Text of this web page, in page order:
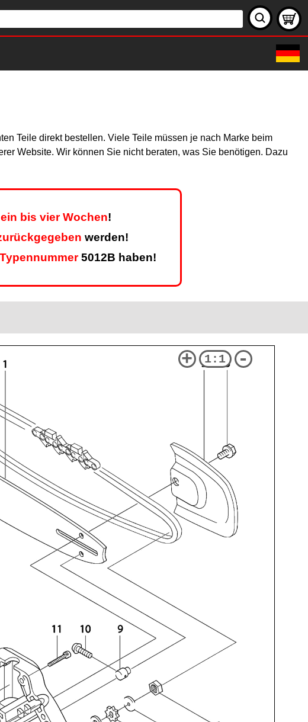
Teile direkt bestellen. Viele Teile müssen je nach Marke beim
Website. Wir können Sie nicht beraten, was Sie benötigen. Dazu
ein bis vier Wochen!
werden!
5012B haben!
+ 1:1 -